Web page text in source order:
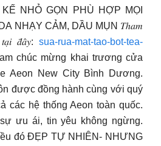
NHỎ GỌN PHÙ HỢP MỌI
NHẠY CẢM, DẦU MỤN 𝑇ℎ𝑎𝑚
𝑑̄𝑎̂𝑦: sua-rua-mat-tao-bot-tea-
chúc mừng khai trương cửa
Aeon New City Bình Dương.
được đồng hành cùng với quý
các hệ thống Aeon toàn quốc.
ưu ái, tin yêu không ngừng.
đó ĐẸP TỰ NHIÊN- NHƯNG